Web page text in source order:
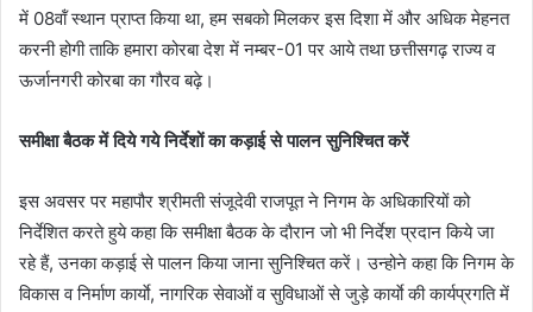
में 08वॉं स्थान प्राप्त किया था, हम सबको मिलकर इस दिशा में और अधिक मेहनत
करनी होगी ताकि हमारा कोरबा देश में नम्बर-01 पर आये तथा छत्तीसगढ़ राज्य व
ऊर्जानगरी कोरबा का गौरव बढ़े।
समीक्षा बैठक में दिये गये निर्देशों का कड़ाई से पालन सुनिश्चित करें
इस अवसर पर महापौर श्रीमती संजूदेवी राजपूत ने निगम के अधिकारियों को
निर्देशित करते हुये कहा कि समीक्षा बैठक के दौरान जो भी निर्देश प्रदान किये जा
रहे हैं, उनका कड़ाई से पालन किया जाना सुनिश्चित करें। उन्होने कहा कि निगम के
विकास व निर्माण कार्याे, नागरिक सेवाओं व सुविधाओं से जुड़े कार्याे की कार्यप्रगति में